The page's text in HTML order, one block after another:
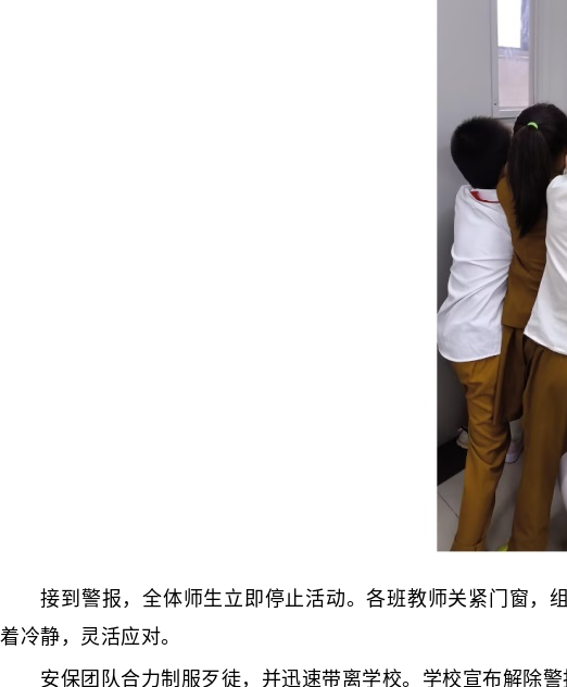
接到警报，全体师生立即停止活动。各班教师关紧门窗，组
着冷静，灵活应对。
安保团队合力制服歹徒，并迅速带离学校。学校宣布解除警